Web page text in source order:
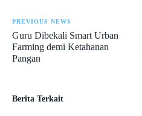
PREVIOUS NEWS
Guru Dibekali Smart Urban
Farming demi Ketahanan
Pangan
Berita Terkait